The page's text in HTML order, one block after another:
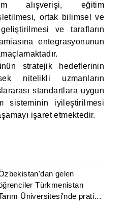
alışverişi, eğitim
ortak bilimsel ve
ve tarafların
entegrasyonunun
stratejik hedeflerinin
nitelikli uzmanların
standartlara uygun
sisteminin iyileştirilmesi
işaret etmektedir.
gelen
Türkmenistan
Üniversitesi'nde pratik